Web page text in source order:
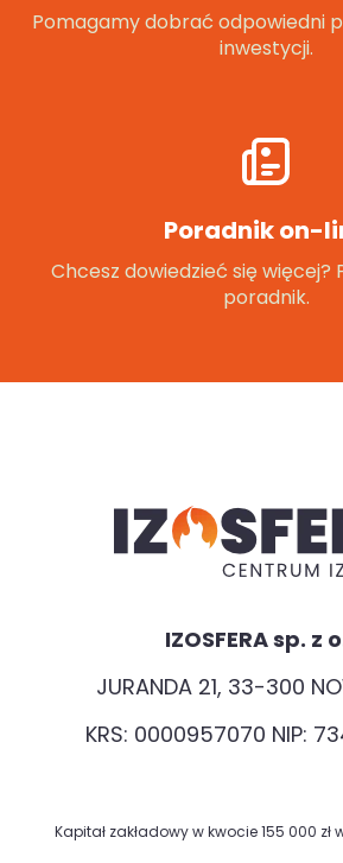
Pomagamy dobrać odpowiedni
inwestycji.
Poradnik on-
Chcesz dowiedzieć się więcej?
poradnik.
IZOSFERA sp. z
JURANDA 21, 33-300
KRS: 0000957070 NIP:
Kapitał zakładowy w kwocie 155 000 zł